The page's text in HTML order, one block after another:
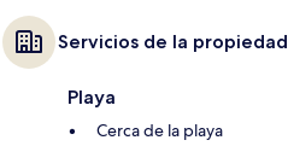
Servicios de la propiedad
Playa
Cerca de la playa